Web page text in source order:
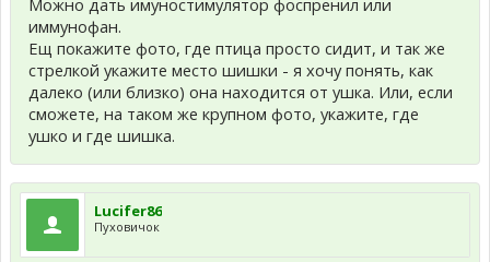
Можно дать имуностимулятор фоспренил или
иммунофан.
Ещ покажите фото, где птица просто сидит, и так же
стрелкой укажите место шишки - я хочу понять, как
далеко (или близко) она находится от ушка. Или, если
сможете, на таком же крупном фото, укажите, где
ушко и где шишка.
Lucifer86
Пуховичок